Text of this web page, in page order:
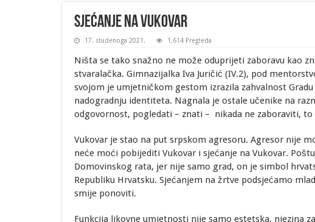
Sjećanje na Vukovar
17. studenoga 2021. 1,614 Pregleda
Ništa se tako snažno ne može oduprijeti zaboravu kao
stvaralačka. Gimnazijalka Iva Juričić (IV.2), pod
svojom je umjetničkom gestom izrazila zahvalnost
nadogradnju identiteta. Nagnala je ostale učenike na
odgovornost, pogledati – znati – nikada ne zaboraviti,
Vukovar je stao na put srpskom agresoru. Agresor nije
neće moći pobijediti Vukovar i sjećanje na Vukovar.
Domovinskog rata, jer nije samo grad, on je simbol
Republiku Hrvatsku. Sjećanjem na žrtve podsjećamo
smije ponoviti.
Funkcija likovne umjetnosti nije samo estetska, njezina